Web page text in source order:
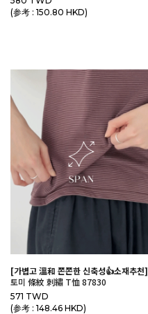
(参考 : 150.80 HKD)
[가볍고 溫和 쫀쫀한 신축성👍소재추천]
토미 條紋 刺繡 T恤 87830
571 TWD
(参考 : 148.46 HKD)